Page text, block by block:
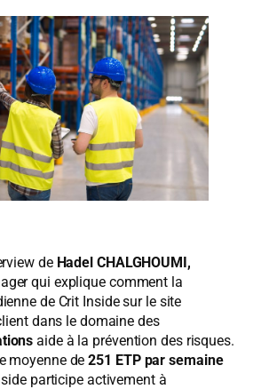
de Hadel CHALGHOUMI,
qui explique comment la
de Crit Inside sur le site
dans le domaine des
aide à la prévention des risques.
moyenne de 251 ETP par semaine
participe activement à